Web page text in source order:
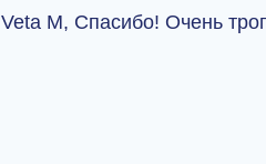
Veta M, Спасибо! Очень